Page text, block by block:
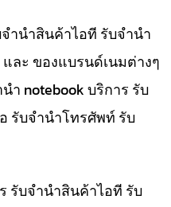
ำนำสินค้าไอที รับจำนำ
ละ ของแบรนด์เนมต่างๆ
ำ notebook บริการ รับ
รับจำนำโทรศัพท์ รับ
รับจำนำสินค้าไอที รับ